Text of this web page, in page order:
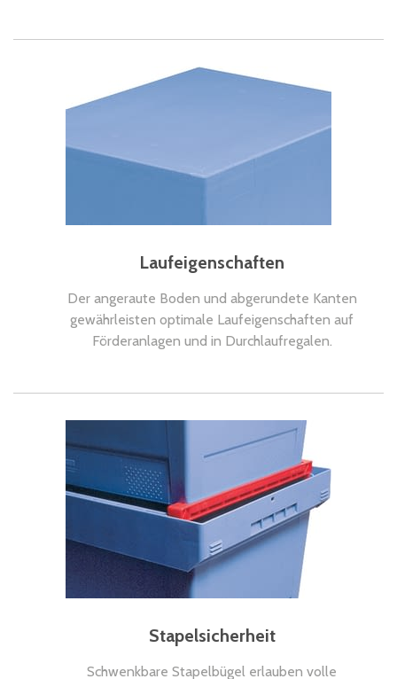
Laufeigenschaften
Der angeraute Boden und abgerundete Kanten
gewährleisten optimale Laufeigenschaften auf
Förderanlagen und in Durchlaufregalen.
Stapelsicherheit
Schwenkbare Stapelbügel erlauben volle